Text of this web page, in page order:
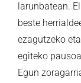
larunbatean.
beste
ezagutzeko
egiteko
Egun